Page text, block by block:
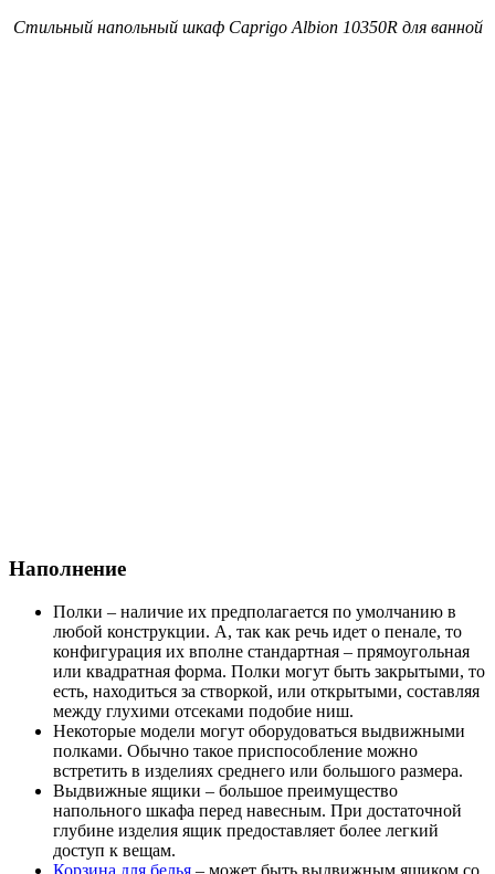
Стильный напольный шкаф Caprigo Albion 10350R для ванной
Наполнение
Полки – наличие их предполагается по умолчанию в
любой конструкции. А, так как речь идет о пенале, то
конфигурация их вполне стандартная – прямоугольная
или квадратная форма. Полки могут быть закрытыми, то
есть, находиться за створкой, или открытыми, составляя
между глухими отсеками подобие ниш.
Некоторые модели могут оборудоваться выдвижными
полками. Обычно такое приспособление можно
встретить в изделиях среднего или большого размера.
Выдвижные ящики – большое преимущество
напольного шкафа перед навесным. При достаточной
глубине изделия ящик предоставляет более легкий
доступ к вещам.